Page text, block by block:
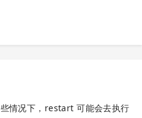
情况下，restart 可能会去执行